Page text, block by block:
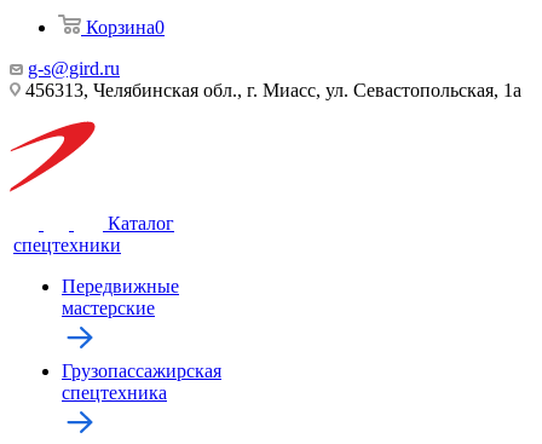
Корзина0
g-s@gird.ru
456313, Челябинская обл., г. Миасс, ул. Севастопольская, 1а
Каталог
спецтехники
Передвижные
мастерские
Грузопассажирская
спецтехника